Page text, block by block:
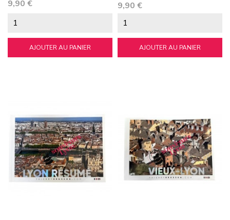
Prix
9,90 €
AJOUTER AU PANIER
Prix
9,90 €
AJOUTER AU PANIER